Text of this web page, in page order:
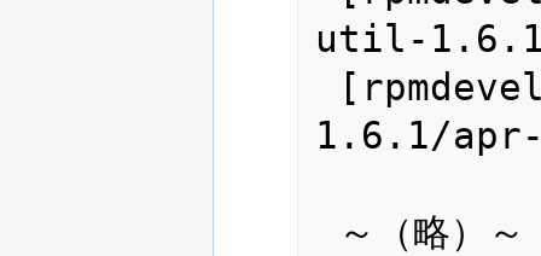
util-
1.6.1/